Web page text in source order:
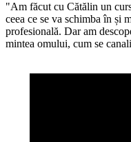
"Am făcut cu Cătălin un
ceea ce se va schimba în și
profesională. Dar am
mintea omului, cum se